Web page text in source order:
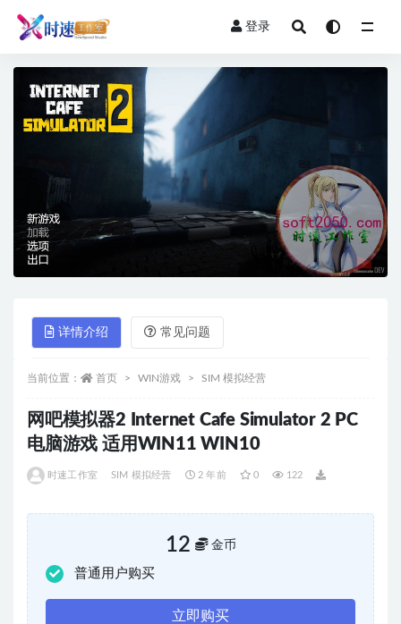
登录
详情介绍 常见问题
当前位置： 首页 WIN游戏 SIM 模拟经营
网吧模拟器2 Internet Cafe Simulator 2 PC
电脑游戏 适用WIN11 WIN10
时速工作室 SIM 模拟经营 2 年前 0 122
12 金币
普通用户购买
立即购买